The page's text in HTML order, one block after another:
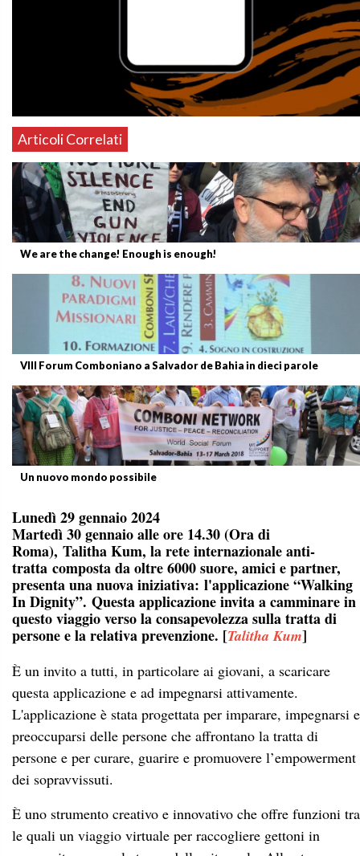
Articoli Correlati
We are the change! Enough is enough!
VIII Forum Comboniano a Salvador de Bahia in dieci parole
Un nuovo mondo possibile
Lunedì 29 gennaio 2024
Martedì 30 gennaio alle ore 14.30 (Ora di
Roma), Talitha Kum, la rete internazionale anti-
tratta composta da oltre 6000 suore, amici e partner,
presenta una nuova iniziativa: l'applicazione “Walking
In Dignity”. Questa applicazione invita a camminare in
questo viaggio verso la consapevolezza sulla tratta di
persone e la relativa prevenzione. [Talitha Kum]
È un invito a tutti, in particolare ai giovani, a scaricare
questa applicazione e ad impegnarsi attivamente.
L'applicazione è stata progettata per imparare, impegnarsi e
preoccuparsi delle persone che affrontano la tratta di
persone e per curare, guarire e promuovere l’empowerment
dei sopravvissuti.
È uno strumento creativo e innovativo che offre funzioni tra
le quali un viaggio virtuale per raccogliere gettoni in